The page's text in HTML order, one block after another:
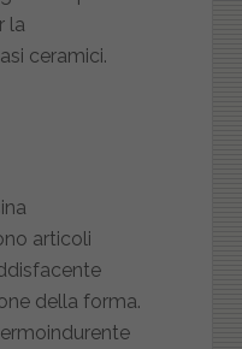
la
ceramici.
articoli
della forma.